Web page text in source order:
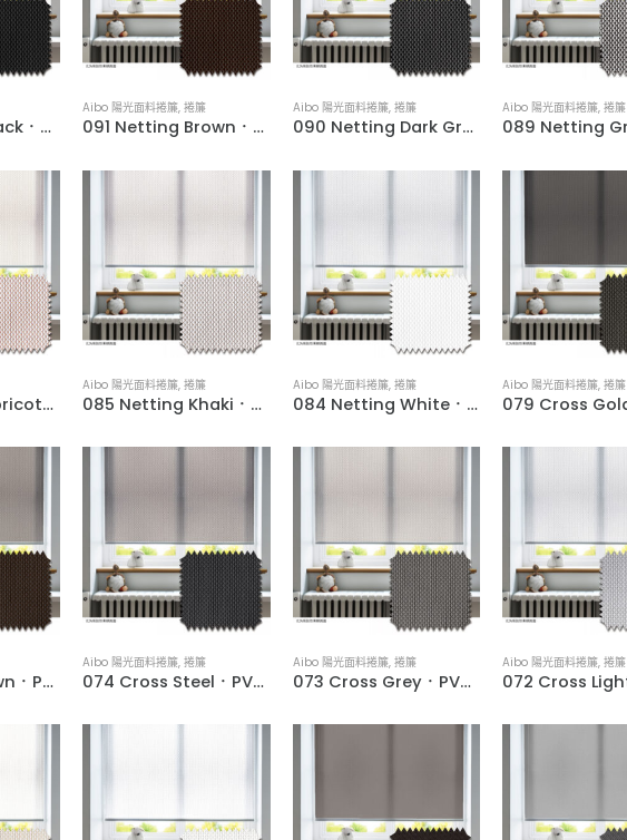
092 Netting Black．PVC Woven Water-Resistant Roller Blinds
Aibo 陽光面料捲簾,捲簾
091 Netting Brown．PVC Woven Water-Resistant Roller Blinds
Aibo 陽光面料捲簾, 捲簾
090 Netting Dark Grey．PVC Woven Water-Resistant Roller Blinds
Aibo 陽光面料捲簾,捲簾
086 Netting Apricot．PVC Woven Water-Resistant Roller Blinds
Aibo 陽光面料捲簾,捲簾
085 Netting Khaki．PVC Woven Water-Resistant Roller Blinds
Aibo 陽光面料捲簾, 捲簾
084 Netting White．PVC Woven Water-Resistant Roller Blinds
Aibo 陽光面料捲簾,捲簾
076 Cross Brown．PVC Woven Water-Resistant Roller Blinds
Aibo 陽光面料捲簾,捲簾
074 Cross Steel．PVC Woven Water-Resistant Roller Blinds
Aibo 陽光面料捲簾, 捲簾
073 Cross Grey．PVC Woven Water-Resistant Roller Blinds
Aibo 陽光面料捲簾,捲簾